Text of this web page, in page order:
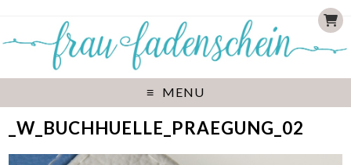
MENU
_W_BUCHHUELLE_PRAEGUNG_02